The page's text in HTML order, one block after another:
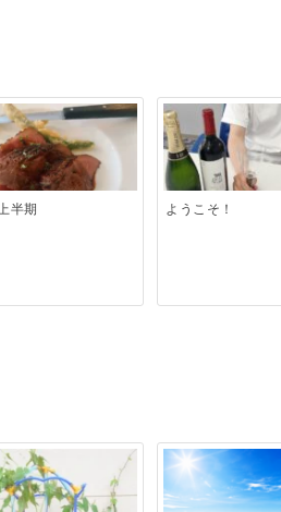
半期 ようこそ！